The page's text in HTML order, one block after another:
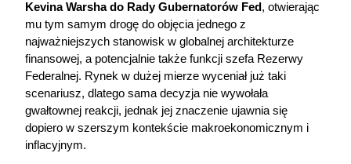
Kevina Warsha do Rady Gubernatorów Fed, otwierając
mu tym samym drogę do objęcia jednego z
najważniejszych stanowisk w globalnej architekturze
finansowej, a potencjalnie także funkcji szefa Rezerwy
Federalnej. Rynek w dużej mierze wyceniał już taki
scenariusz, dlatego sama decyzja nie wywołała
gwałtownej reakcji, jednak jej znaczenie ujawnia się
dopiero w szerszym kontekście makroekonomicznym i
inflacyjnym.